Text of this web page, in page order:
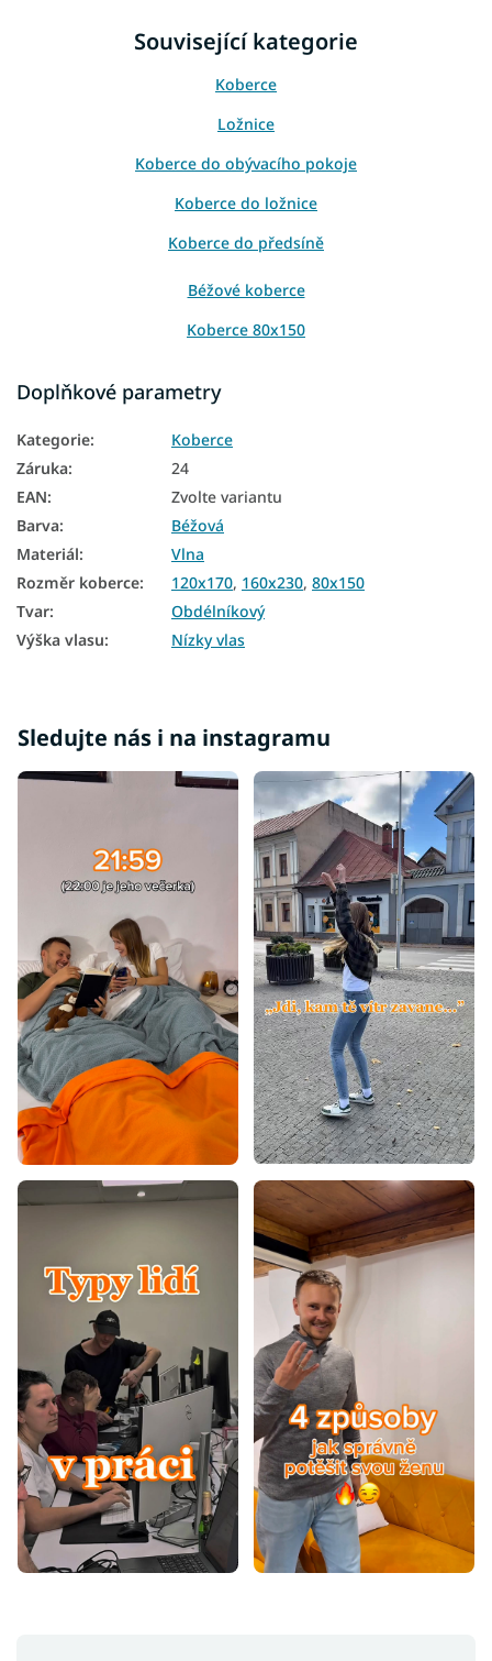
Související kategorie
Koberce
Ložnice
Koberce do obývacího pokoje
Koberce do ložnice
Koberce do předsíně
Béžové koberce
Koberce 80x150
Koberce 160x230
Koberce 200x300
Koberce 240x340
Doplňkové parametry
Kategorie:
Koberce
Záruka:
24
EAN:
Zvolte variantu
Barva:
Béžová
Materiál:
Vlna
Rozměr koberce: 120x170, 160x230, 80x150
Tvar:
Obdélníkový
Výška vlasu: Nízky vlas
Sledujte nás i na instagramu